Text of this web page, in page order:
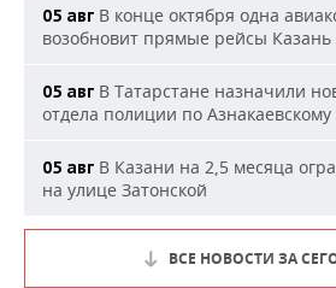
05 авг В конце октября одна
возобновит прямые рейсы
05 авг В Татарстане назначили
отдела полиции по
05 авг В Казани на 2,5 месяца
на улице Затонской
ВСЕ НОВОСТИ ЗА